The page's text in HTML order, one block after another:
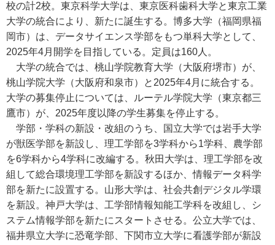
校の計2校。東京科学大学は、東京医科歯科大学と東京工業
大学の統合により、新たに誕生する。博多大学（福岡県福
岡市）は、データサイエンス学部をもつ単科大学として、
2025年4月開学を目指している。定員は160人。
大学の統合では、桃山学院教育大学（大阪府堺市）が、
桃山学院大学（大阪府和泉市）と2025年4月に統合する。
大学の募集停止については、ルーテル学院大学（東京都三
鷹市）が、2025年度以降の学生募集を停止する。
学部・学科の新設・改組のうち、国立大学では岩手大学
が獣医学部を新設し、理工学部を3学科から1学科、農学部
を6学科から4学科に改編する。秋田大学は、理工学部を改
組して総合環境理工学部を新設するほか、情報データ科学
部を新たに設置する。山形大学は、社会共創デジタル学環
を新設。神戸大学は、工学部情報知能工学科を改組し、シ
ステム情報学部を新たにスタートさせる。公立大学では、
福井県立大学に恐竜学部、下関市立大学に看護学部が新設